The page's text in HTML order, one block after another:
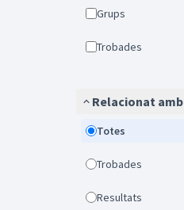
Grups
Trobades
Relacionat amb
Totes
Trobades
Resultats